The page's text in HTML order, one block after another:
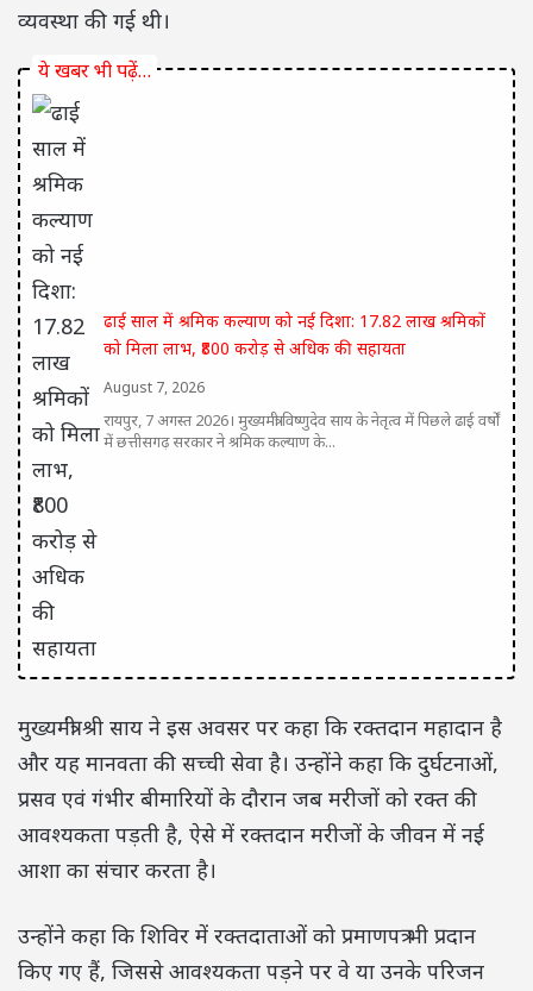
व्यवस्था की गई थी।
ये खबर भी पढ़ें…
ढाई साल में श्रमिक कल्याण को नई दिशा: 17.82 लाख श्रमिकों
को मिला लाभ, ₹800 करोड़ से अधिक की सहायता
August 7, 2026
रायपुर, 7 अगस्त 2026। मुख्यमंत्री विष्णुदेव साय के नेतृत्व में पिछले ढाई वर्षों
में छत्तीसगढ़ सरकार ने श्रमिक कल्याण के...
मुख्यमंत्री श्री साय ने इस अवसर पर कहा कि रक्तदान महादान है
और यह मानवता की सच्ची सेवा है। उन्होंने कहा कि दुर्घटनाओं,
प्रसव एवं गंभीर बीमारियों के दौरान जब मरीजों को रक्त की
आवश्यकता पड़ती है, ऐसे में रक्तदान मरीजों के जीवन में नई
आशा का संचार करता है।
उन्होंने कहा कि शिविर में रक्तदाताओं को प्रमाणपत्र भी प्रदान
किए गए हैं, जिससे आवश्यकता पड़ने पर वे या उनके परिजन